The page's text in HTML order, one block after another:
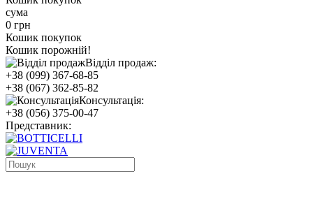
сума
0 грн
Кошик покупок
Кошик порожній!
Відділ продаж:
+38 (099) 367-68-85
+38 (067) 362-85-82
Консультація:
+38 (056) 375-00-47
Представник: